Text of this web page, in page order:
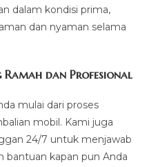
dalam kondisi prima,
dan nyaman selama
Ramah dan Profesional
mulai dari proses
mobil. Kami juga
24/7 untuk menjawab
bantuan kapan pun Anda